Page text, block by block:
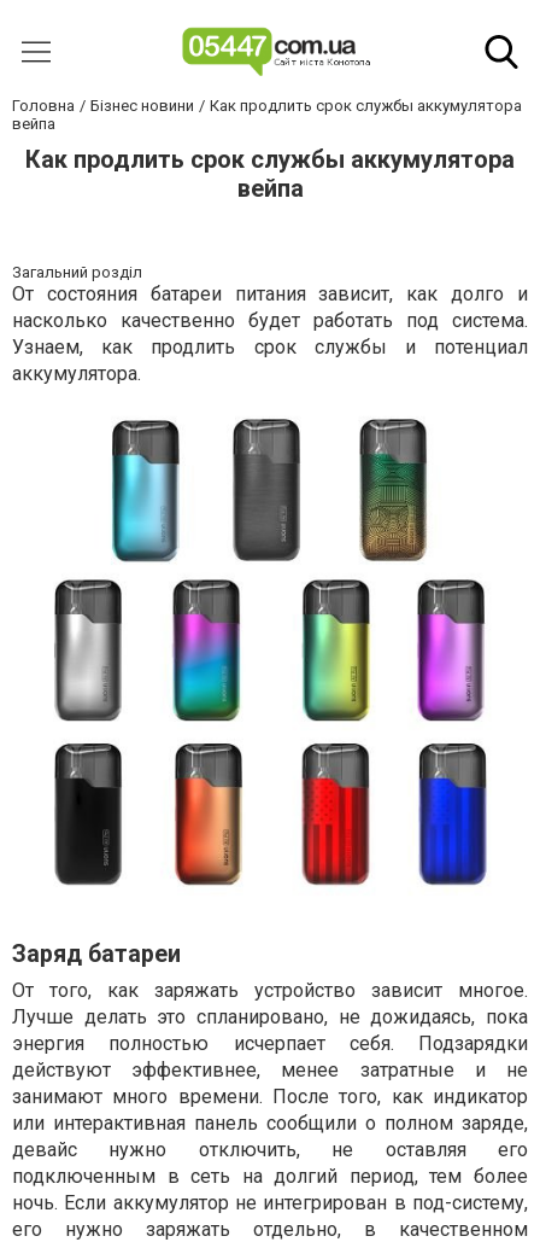
Головна Бізнес новини
Как продлить срок службы аккумулятора
вейпа
Как продлить срок службы аккумулятора
вейпа
Загальний розділ
От состояния батареи питания зависит, как долго и
насколько качественно будет работать под система.
Узнаем, как продлить срок службы и потенциал
аккумулятора.
Заряд батареи
От того, как заряжать устройство зависит многое.
Лучше делать это спланировано, не дожидаясь, пока
энергия полностью исчерпает себя. Подзарядки
действуют эффективнее, менее затратные и не
занимают много времени. После того, как индикатор
или интерактивная панель сообщили о полном заряде,
девайс нужно отключить, не оставляя его
подключенным в сеть на долгий период, тем более
ночь. Если аккумулятор не интегрирован в под-систему,
его нужно заряжать отдельно, в качественном